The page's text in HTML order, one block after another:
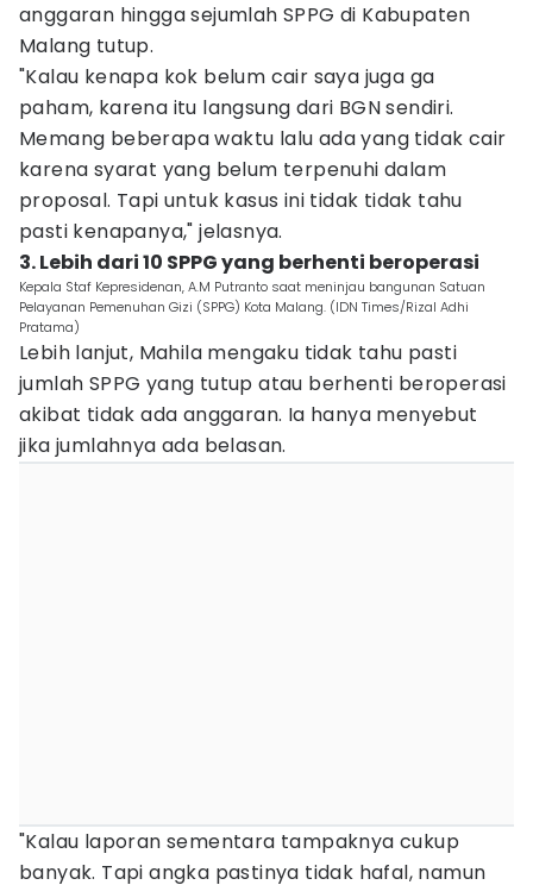
anggaran hingga sejumlah SPPG di Kabupaten
Malang tutup.
"Kalau kenapa kok belum cair saya juga ga
paham, karena itu langsung dari BGN sendiri.
Memang beberapa waktu lalu ada yang tidak cair
karena syarat yang belum terpenuhi dalam
proposal. Tapi untuk kasus ini tidak tidak tahu
pasti kenapanya," jelasnya.
3. Lebih dari 10 SPPG yang berhenti beroperasi
Kepala Staf Kepresidenan, A.M Putranto saat meninjau bangunan Satuan
Pelayanan Pemenuhan Gizi (SPPG) Kota Malang. (IDN Times/Rizal Adhi
Pratama)
Lebih lanjut, Mahila mengaku tidak tahu pasti
jumlah SPPG yang tutup atau berhenti beroperasi
akibat tidak ada anggaran. Ia hanya menyebut
jika jumlahnya ada belasan.
"Kalau laporan sementara tampaknya cukup
banyak. Tapi angka pastinya tidak hafal, namun